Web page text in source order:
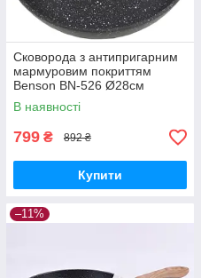
Сковорода з антипригарним
мармуровим покриттям
Benson BN-526 Ø28см
В наявності
799 ₴ 892 ₴
Купити
–11%